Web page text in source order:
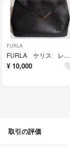
FURLA
FURLA ケリス レターバッグ トートバッグ 黒
¥ 10,000
取引の評価